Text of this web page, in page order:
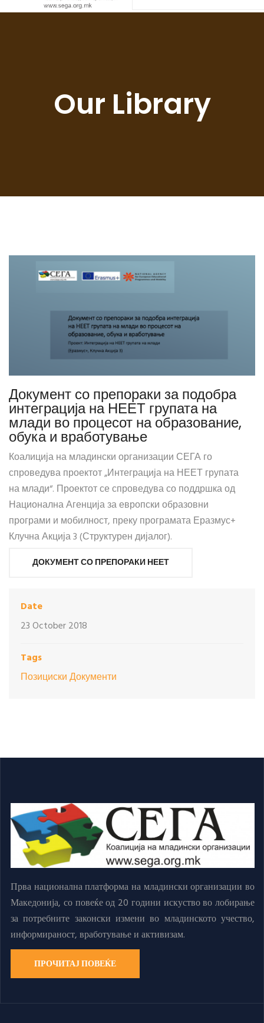
Our Library
Документ со препораки за подобра
интеграција на НЕЕТ групата на
млади во процесот на образование,
обука и вработување
Коалиција на младински организации СЕГА го
спроведува проектот „Интеграција на НЕЕТ групата
на млади“. Проектот се спроведува со поддршка од
Национална Агенција за европски образовни
програми и мобилност, преку програмата Еразмус+
Клучна Акција 3 (Структурен дијалог).
ДОКУМЕНТ СО ПРЕПОРАКИ НЕЕТ
Date
23 October 2018
Tags
Позициски Документи
Прва национална платформа на младински организации во
Македонија, со повеќе од 20 години искуство во лобирање
за потребните законски измени во младинското учество,
информираност, вработување и активизам.
ПРОЧИТАЈ ПОВЕЌЕ